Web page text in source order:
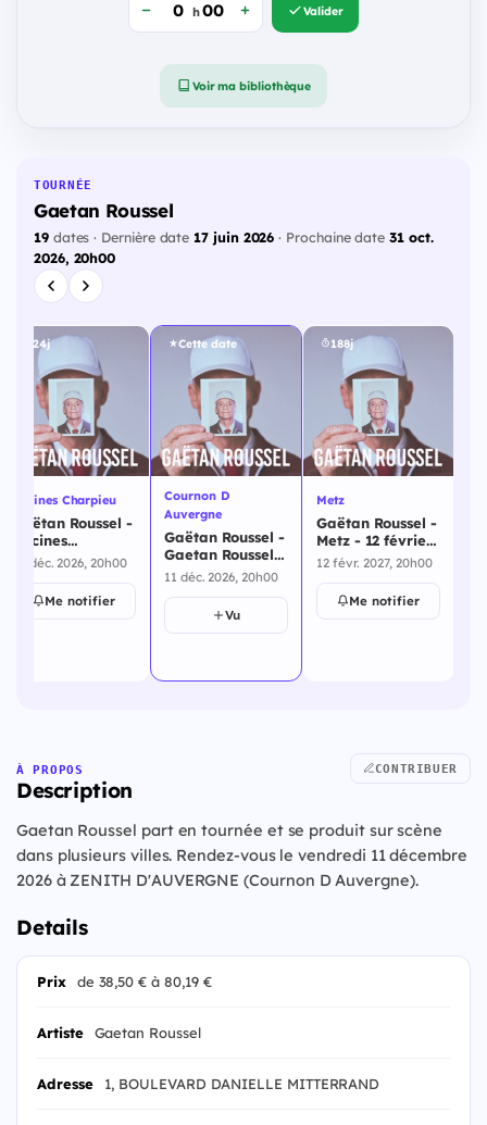
h Valider
Voir ma bibliothèque
TOURNÉE
Gaetan Roussel
19dates · Dernière date 17 juin 2026 · Prochaine date31 oct.
2026, 20h00
124j
Decines Charpieu
Gaëtan Roussel -
Decines
Charpieu - 10
décembre 2026
10 déc. 2026, 20h00
Me notifier
Cette date
Cournon D
Auvergne
Gaëtan Roussel -
Gaetan Roussel -
Cournon D
Auvergne - 11
décembre 2026
11 déc. 2026, 20h00
Vu
188j
Metz
Gaëtan Roussel -
Metz - 12 février
2027
12 févr. 2027, 20h00
Me notifier
À PROPOS
Description
CONTRIBUER
Gaetan Roussel part en tournée et se produit sur scène
dans plusieurs villes. Rendez-vous le vendredi 11 décembre
2026 à ZENITH D'AUVERGNE (Cournon D Auvergne).
Details
Prix de 38,50 € à 80,19 €
Artiste Gaetan Roussel
Adresse 1, BOULEVARD DANIELLE MITTERRAND